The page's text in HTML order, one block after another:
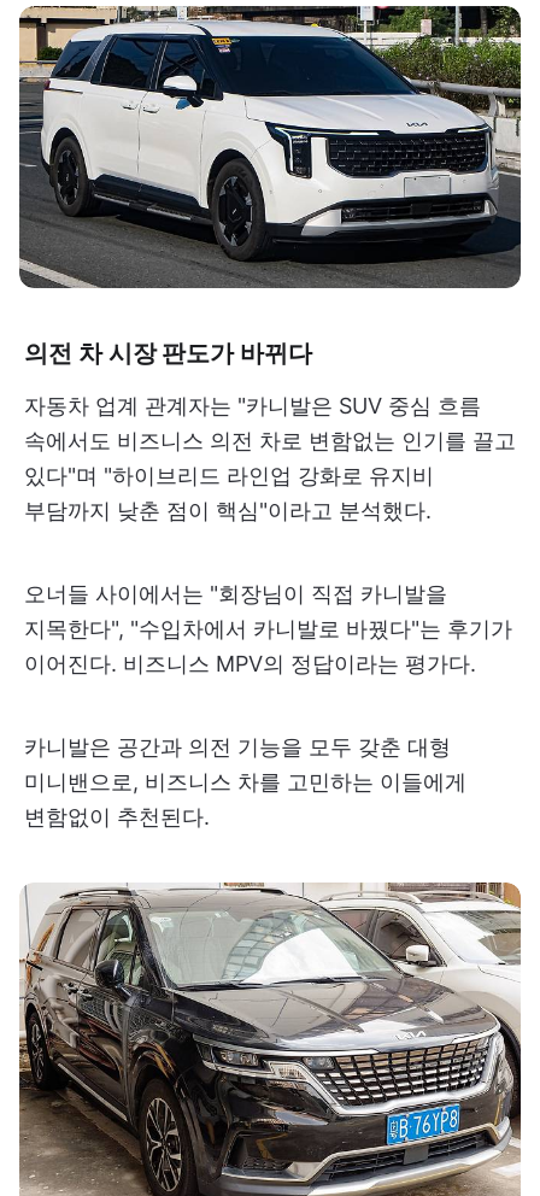
의전 차 시장 판도가 바뀌다
자동차 업계 관계자는 "카니발은 SUV 중심 흐름
속에서도 비즈니스 의전 차로 변함없는 인기를 끌고
있다"며 "하이브리드 라인업 강화로 유지비
부담까지 낮춘 점이 핵심"이라고 분석했다.
오너들 사이에서는 "회장님이 직접 카니발을
지목한다", "수입차에서 카니발로 바꿨다"는 후기가
이어진다. 비즈니스 MPV의 정답이라는 평가다.
카니발은 공간과 의전 기능을 모두 갖춘 대형
미니밴으로, 비즈니스 차를 고민하는 이들에게
변함없이 추천된다.